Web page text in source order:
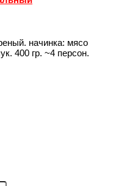
начинка: мясо
400 гр. ~4 персон.